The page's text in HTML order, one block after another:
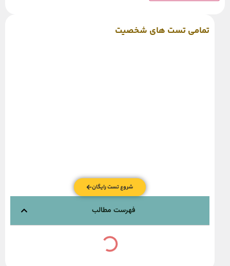
تمامی تست های شخصیت
شروع تست رایگان
فهرست مطالب